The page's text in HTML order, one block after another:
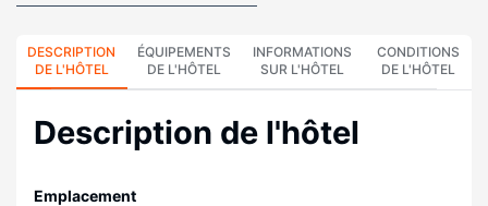
DESCRIPTION
DE L'HÔTEL
ÉQUIPEMENTS
DE L'HÔTEL
INFORMATIONS
SUR L'HÔTEL
CONDITIONS
DE L'HÔTEL
Description de l'hôtel
Emplacement